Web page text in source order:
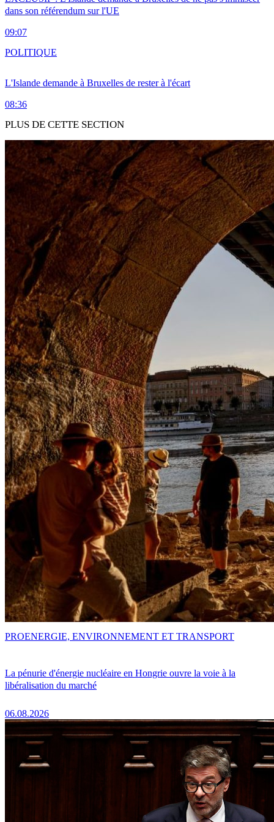
dans son référendum sur l'UE
09:07
L'Islande demande à Bruxelles de rester à l'écart
08:36
POLITIQUE
PLUS DE CETTE SECTION
La pénurie d'énergie nucléaire en Hongrie ouvre la voie à la
libéralisation du marché
06.08.2026
PROENERGIE, ENVIRONNEMENT ET TRANSPORT